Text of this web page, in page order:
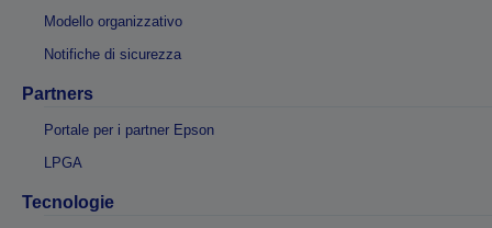
Modello organizzativo
Notifiche di sicurezza
Partners
Portale per i partner Epson
LPGA
Tecnologie